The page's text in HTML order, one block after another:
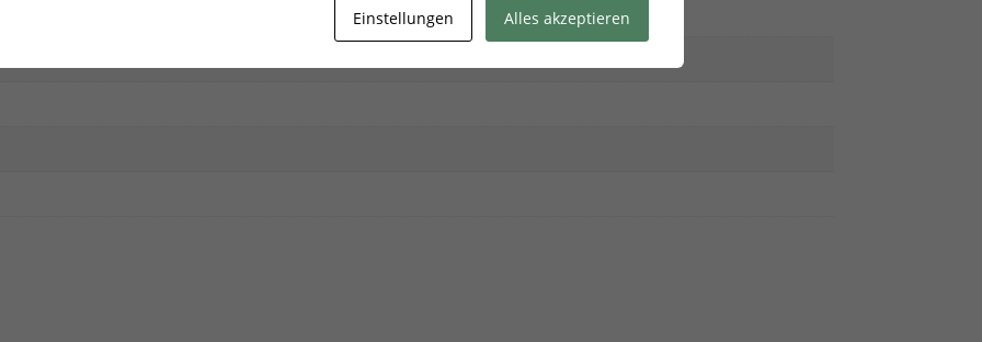
Einstellungen Alles akzeptieren